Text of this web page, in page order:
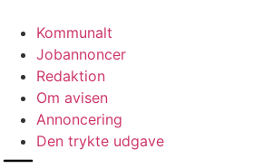
indhold
Kommunalt
Jobannoncer
Redaktion
Om avisen
Annoncering
Den trykte udgave